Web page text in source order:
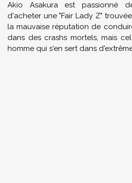
Akio Asakura est passionné
d'acheter une "Fair Lady Z"
la mauvaise réputation de
dans des crashs mortels, mais
homme qui s'en sert dans